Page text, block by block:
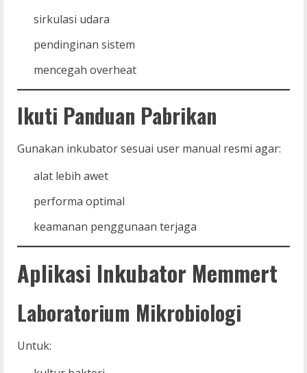
sirkulasi udara
pendinginan sistem
mencegah overheat
Ikuti Panduan Pabrikan
Gunakan inkubator sesuai user manual resmi agar:
alat lebih awet
performa optimal
keamanan penggunaan terjaga
Aplikasi Inkubator Memmert
Laboratorium Mikrobiologi
Untuk: